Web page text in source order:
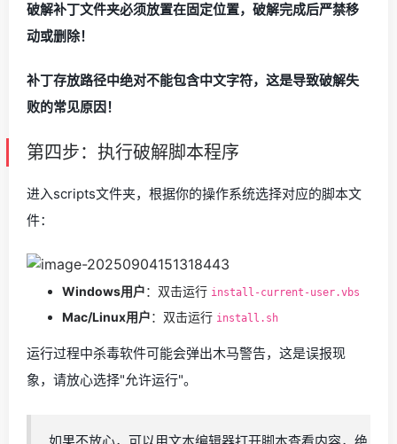
破解补丁文件夹必须放置在固定位置，破解完成后严禁移
动或删除！
补丁存放路径中绝对不能包含中文字符，这是导致破解失
败的常见原因！
第四步：执行破解脚本程序
进入scripts文件夹，根据你的操作系统选择对应的脚本文
件：
Windows用户：双击运行 install-current-user.vbs
Mac/Linux用户：双击运行 install.sh
运行过程中杀毒软件可能会弹出木马警告，这是误报现
象，请放心选择"允许运行"。